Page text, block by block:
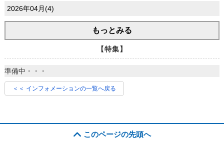
2026年04月(4)
もっとみる
【特集】
準備中・・・
＜＜ インフォメーションの一覧へ戻る
このページの先頭へ